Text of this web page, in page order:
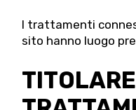
I trattamenti
sito hanno luogo